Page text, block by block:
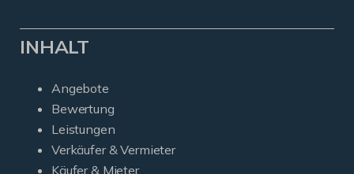
INHALT
Angebote
Bewertung
Leistungen
Verkäufer & Vermieter
Käufer & Mieter